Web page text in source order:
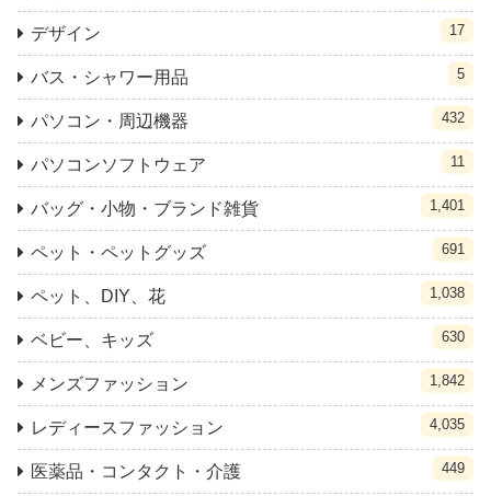
デザイン 17
バス・シャワー用品 5
パソコン・周辺機器 432
パソコンソフトウェア 11
バッグ・小物・ブランド雑貨 1,401
ペット・ペットグッズ 691
ペット、DIY、花 1,038
ベビー、キッズ 630
メンズファッション 1,842
レディースファッション 4,035
医薬品・コンタクト・介護 449